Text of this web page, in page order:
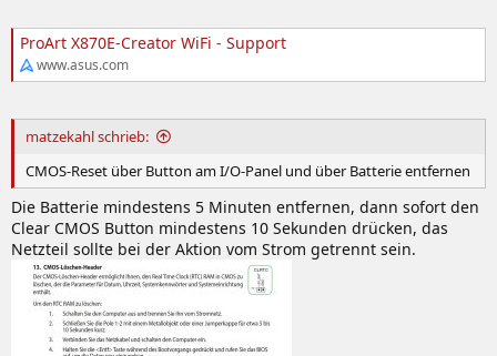
ProArt X870E-Creator WiFi - Support
www.asus.com
matzekahl schrieb:
CMOS-Reset über Button am I/O-Panel und über Batterie entfernen
Die Batterie mindestens 5 Minuten entfernen, dann sofort den
Clear CMOS Button mindestens 10 Sekunden drücken, das
Netzteil sollte bei der Aktion vom Strom getrennt sein.